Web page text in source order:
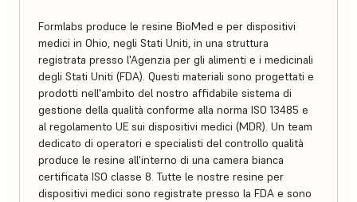
Formlabs produce le resine BioMed e per dispositivi
medici in Ohio, negli Stati Uniti, in una struttura
registrata presso l'Agenzia per gli alimenti e i medicinali
degli Stati Uniti (FDA). Questi materiali sono progettati e
prodotti nell'ambito del nostro affidabile sistema di
gestione della qualità conforme alla norma ISO 13485 e
al regolamento UE sui dispositivi medici (MDR). Un team
dedicato di operatori e specialisti del controllo qualità
produce le resine all'interno di una camera bianca
certificata ISO classe 8. Tutte le nostre resine per
dispositivi medici sono registrate presso la FDA e sono